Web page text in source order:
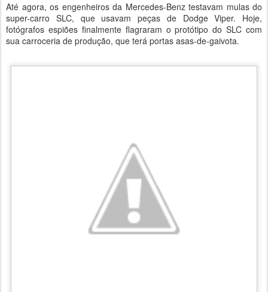
Até agora, os engenheiros da Mercedes-Benz testavam mulas do
super-carro SLC, que usavam peças de Dodge Viper. Hoje,
fotógrafos espiões finalmente flagraram o protótipo do SLC com
sua carroceria de produção, que terá portas asas-de-gaivota.